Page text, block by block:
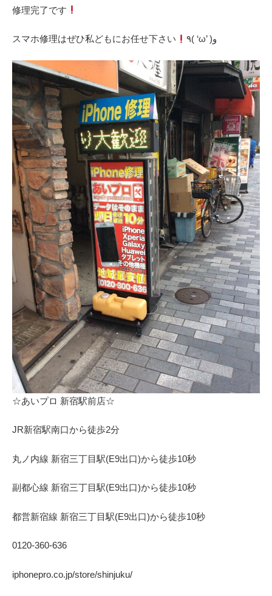
‎修理完了です
‎スマホ修理はぜひ私どもにお任せ下さい ٩( ‘ω’ )و
⁩☆あいプロ 新宿駅前店☆
JR新宿駅南口から徒歩2分
丸ノ内線 新宿三丁目駅(E9出口)から徒歩10秒
副都心線 新宿三丁目駅(E9出口)から徒歩10秒
都営新宿線 新宿三丁目駅(E9出口)から徒歩10秒
0120-360-636
iphonepro.co.jp/store/shinjuku/